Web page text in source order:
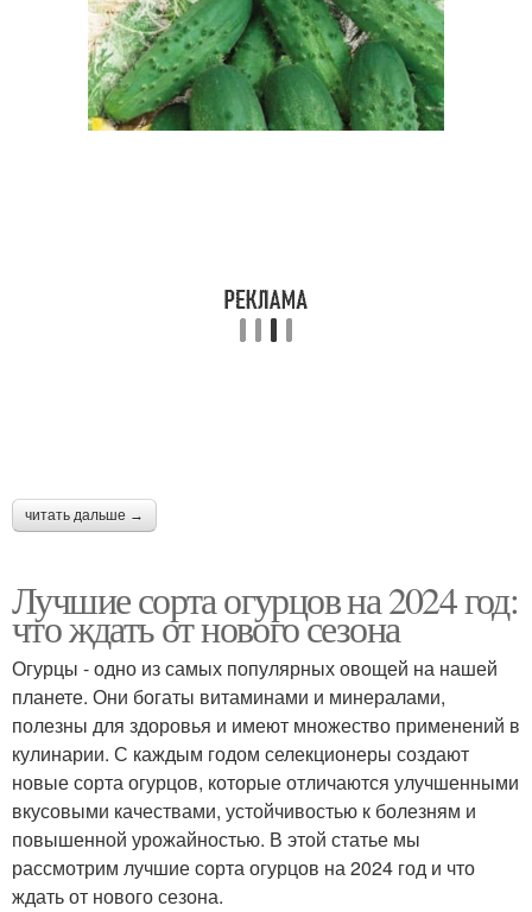
читать дальше →
Лучшие сорта огурцов на 2024 год:
что ждать от нового сезона
Огурцы - одно из самых популярных овощей на нашей
планете. Они богаты витаминами и минералами,
полезны для здоровья и имеют множество применений в
кулинарии. С каждым годом селекционеры создают
новые сорта огурцов, которые отличаются улучшенными
вкусовыми качествами, устойчивостью к болезням и
повышенной урожайностью. В этой статье мы
рассмотрим лучшие сорта огурцов на 2024 год и что
ждать от нового сезона.